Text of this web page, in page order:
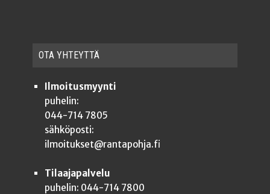
OTA YHTEYT­TÄ
Ilmoitusmyynti
puhelin:
044-714 7805
sähköposti:
ilmoitukset@rantapohja.fi
Tilaajapalvelu
puhelin: 044-714 7800